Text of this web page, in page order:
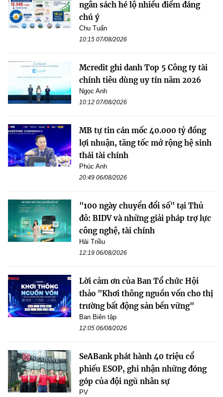
ngân sách hé lộ nhiều điểm đáng
chú ý
Chu Tuấn
10:15 07/08/2026
Mcredit ghi danh Top 5 Công ty tài
chính tiêu dùng uy tín năm 2026
Ngọc Anh
10:12 07/08/2026
MB tự tin cán mốc 40.000 tỷ đồng
lợi nhuận, tăng tốc mở rộng hệ sinh
thái tài chính
Phúc Anh
20:49 06/08/2026
"100 ngày chuyển đổi số" tại Thủ
đô: BIDV và những giải pháp trợ lực
công nghệ, tài chính
Hải Triều
12:19 06/08/2026
Lời cảm ơn của Ban Tổ chức Hội
thảo "Khơi thông nguồn vốn cho thị
trường bất động sản bền vững"
Ban Biên tập
12:05 06/08/2026
SeABank phát hành 40 triệu cổ
phiếu ESOP, ghi nhận những đóng
góp của đội ngũ nhân sự
PV